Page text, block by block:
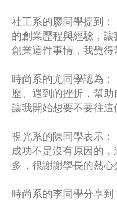
社工系的廖同學提到
的創業歷程與經驗，
創業這件事情，我覺得
時尚系的尤同學認為
歷、遇到的挫折，幫助
讓我開始想要不要往這
視光系的陳同學表示
成功不是沒有原因的
多，很謝謝學長的熱心
時尚系的李同學分享